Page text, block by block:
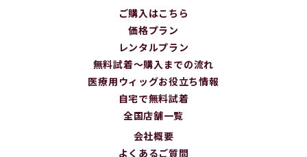
ご購入はこちら
価格プラン
レンタルプラン
無料試着～購入までの流れ
医療用ウィッグお役立ち情報
自宅で無料試着
全国店舗一覧
会社概要
よくあるご質問